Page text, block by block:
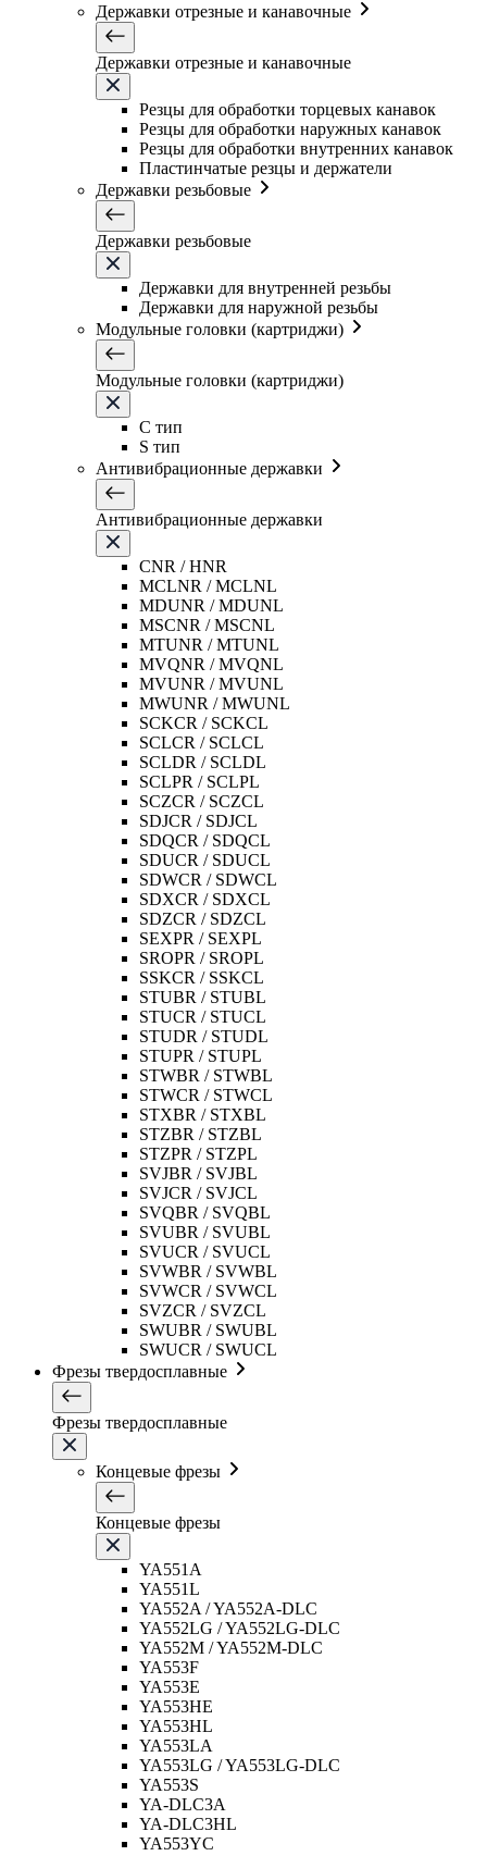
Державки отрезные и канавочные
Державки отрезные и канавочные
Резцы для обработки торцевых канавок
Резцы для обработки наружных канавок
Резцы для обработки внутренних канавок
Пластинчатые резцы и держатели
Державки резьбовые
Державки резьбовые
Державки для внутренней резьбы
Державки для наружной резьбы
Модульные головки (картриджи)
Модульные головки (картриджи)
C тип
S тип
Антивибрационные державки
Антивибрационные державки
CNR / HNR
MCLNR / MCLNL
MDUNR / MDUNL
MSCNR / MSCNL
MTUNR / MTUNL
MVQNR / MVQNL
MVUNR / MVUNL
MWUNR / MWUNL
SCKCR / SCKCL
SCLCR / SCLCL
SCLDR / SCLDL
SCLPR / SCLPL
SCZCR / SCZCL
SDJCR / SDJCL
SDQCR / SDQCL
SDUCR / SDUCL
SDWCR / SDWCL
SDXCR / SDXCL
SDZCR / SDZCL
SEXPR / SEXPL
SROPR / SROPL
SSKCR / SSKCL
STUBR / STUBL
STUCR / STUCL
STUDR / STUDL
STUPR / STUPL
STWBR / STWBL
STWCR / STWCL
STXBR / STXBL
STZBR / STZBL
STZPR / STZPL
SVJBR / SVJBL
SVJCR / SVJCL
SVQBR / SVQBL
SVUBR / SVUBL
SVUCR / SVUCL
SVWBR / SVWBL
SVWCR / SVWCL
SVZCR / SVZCL
SWUBR / SWUBL
SWUCR / SWUCL
Фрезы твердосплавные
Фрезы твердосплавные
Концевые фрезы
Концевые фрезы
YA551A
YA551L
YA552A / YA552A-DLC
YA552LG / YA552LG-DLC
YA552M / YA552M-DLC
YA553F
YA553E
YA553HE
YA553HL
YA553LA
YA553LG / YA553LG-DLC
YA553S
YA-DLC3A
YA-DLC3HL
YA553YC